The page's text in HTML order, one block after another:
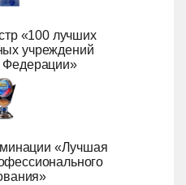
«100 лучших
учреждений
Федерации»
«Лучшая